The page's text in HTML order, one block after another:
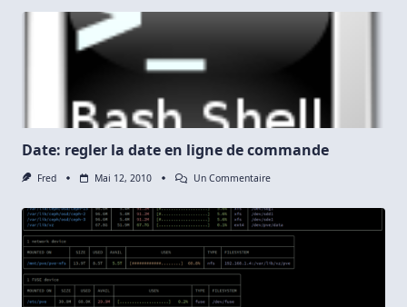
Suppression
Accidentelle
Sous
Linux
Date: regler la date en ligne de commande
Fred Mai 12, 2010 Un CommentaireSur
La
Date
En
Ligne
De